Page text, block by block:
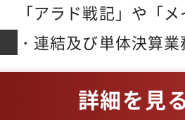
「アラド戦記」や「
は、配信からそれぞ
社グループの事業を
グループでは、ゲー
・連結及び単体決算
ある方・英語力（英
応が可能な程度）が
詳細を見